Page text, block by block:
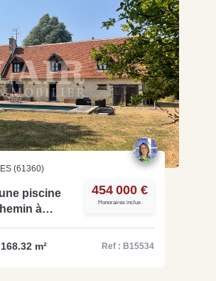
(61360)
piscine
à
454 000 €
Honoraires inclus
168.32 m² Ref : B15534